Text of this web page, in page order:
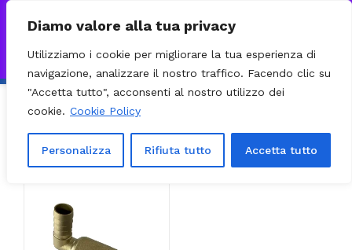
Diamo valore alla tua privacy
Utilizziamo i cookie per migliorare la tua esperienza di
navigazione, analizzare il nostro traffico. Facendo clic su
"Accetta tutto", acconsenti al nostro utilizzo dei
cookie. Cookie Policy
Personalizza Rifiuta tutto Accetta tutto
VISITA IL NOSTRO E-COMMERCE – SPEDIZIONI NAZIONALI E
INVIATE CON CORRIERE DHL EXPRESS - BRT - UPSIgnora
Visualizzazione del risultato
Filter